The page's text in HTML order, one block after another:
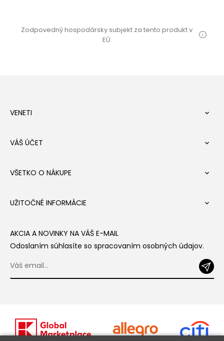
Zodpovedný hospodársky subjekt za tento produkt v
EÚ
VENETI 
VÁŠ ÚČET 
VŠETKO O NÁKUPE 
UŽITOČNÉ INFORMÁCIE 
AKCIA A NOVINKY NA VÁŠ E-MAIL
Odoslaním súhlasíte so spracovaním osobných údajov.